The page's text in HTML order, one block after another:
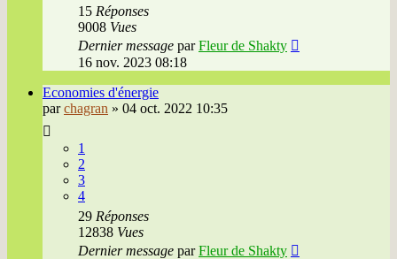
15 Réponses
9008 Vues
Dernier message parFleur de Shakty
16 nov. 2023 08:18
Economies d'énergie
parchagran » 04 oct. 2022 10:35
1
2
3
4
29 Réponses
12838 Vues
Dernier message parFleur de Shakty